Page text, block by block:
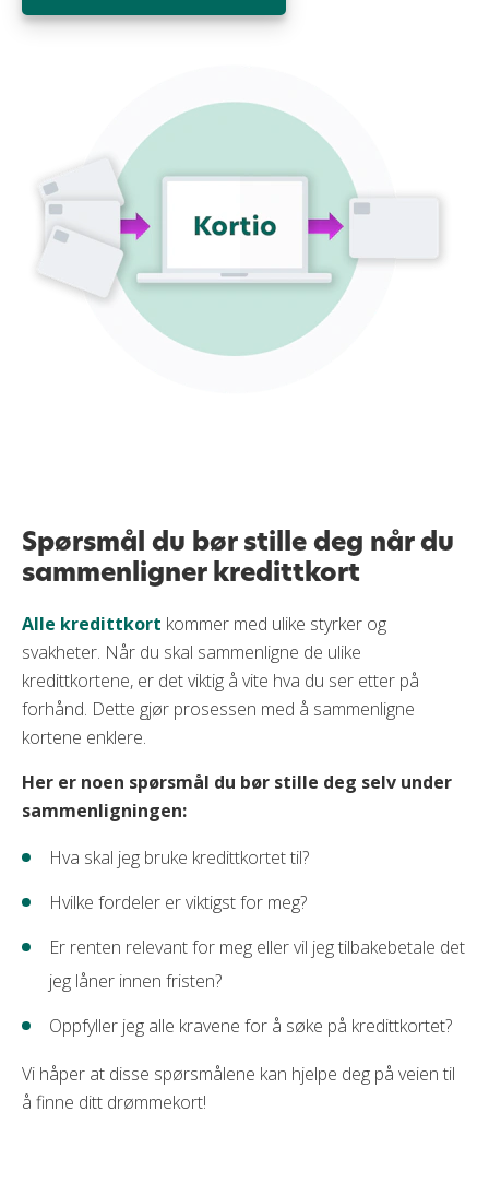
Spørsmål du bør stille deg når du
sammenligner kredittkort
Alle kredittkort kommer med ulike styrker og
svakheter. Når du skal sammenligne de ulike
kredittkortene, er det viktig å vite hva du ser etter på
forhånd. Dette gjør prosessen med å sammenligne
kortene enklere.
Her er noen spørsmål du bør stille deg selv under
sammenligningen:
Hva skal jeg bruke kredittkortet til?
Hvilke fordeler er viktigst for meg?
Er renten relevant for meg eller vil jeg tilbakebetale det
jeg låner innen fristen?
Oppfyller jeg alle kravene for å søke på kredittkortet?
Vi håper at disse spørsmålene kan hjelpe deg på veien til
å finne ditt drømmekort!